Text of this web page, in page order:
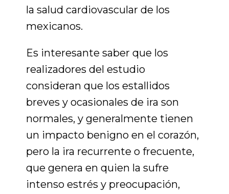
la salud cardiovascular de los
mexicanos.
Es interesante saber que los
realizadores del estudio
consideran que los estallidos
breves y ocasionales de ira son
normales, y generalmente tienen
un impacto benigno en el corazón,
pero la ira recurrente o frecuente,
que genera en quien la sufre
intenso estrés y preocupación,